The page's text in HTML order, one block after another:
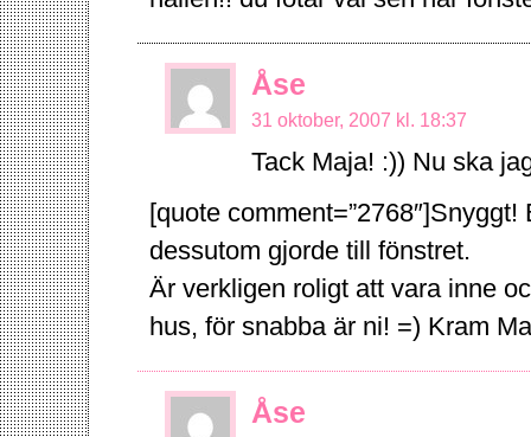
Åse
31 oktober, 2007 kl. 18:37
Tack Maja! :)) Nu ska
[quote
dessutom gjorde till fönstret.
Är verkligen roligt att vara inne
hus, för snabba är ni! =) Kram
Åse